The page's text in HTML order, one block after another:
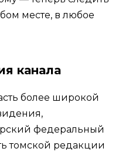
месте, в любое
канала
более широкой
федеральный
томской редакции